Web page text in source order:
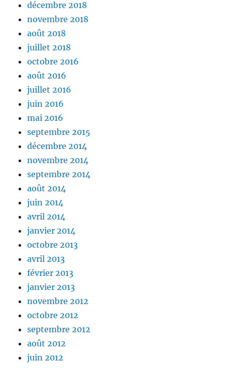
décembre 2018
novembre 2018
août 2018
juillet 2018
octobre 2016
août 2016
juillet 2016
juin 2016
mai 2016
septembre 2015
décembre 2014
novembre 2014
septembre 2014
août 2014
juin 2014
avril 2014
janvier 2014
octobre 2013
avril 2013
février 2013
janvier 2013
novembre 2012
octobre 2012
septembre 2012
août 2012
juin 2012